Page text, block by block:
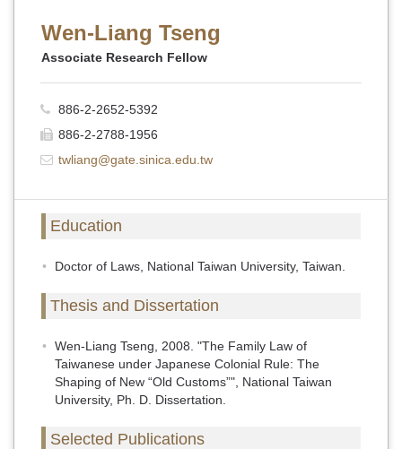
Wen-Liang Tseng
Associate Research Fellow
886-2-2652-5392
886-2-2788-1956
twliang@gate.sinica.edu.tw
Education
Doctor of Laws, National Taiwan University, Taiwan.
Thesis and Dissertation
Wen-Liang Tseng, 2008. "The Family Law of
Taiwanese under Japanese Colonial Rule: The
Shaping of New “Old Customs”", National Taiwan
University, Ph. D. Dissertation.
Selected Publications